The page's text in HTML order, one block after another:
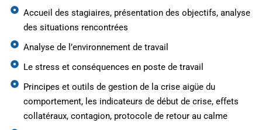
Accueil des stagiaires, présentation des objectifs, analyse
des situations rencontrées
Analyse de l’environnement de travail
Le stress et conséquences en poste de travail
Principes et outils de gestion de la crise aigüe du
comportement, les indicateurs de début de crise, effets
collatéraux, contagion, protocole de retour au calme